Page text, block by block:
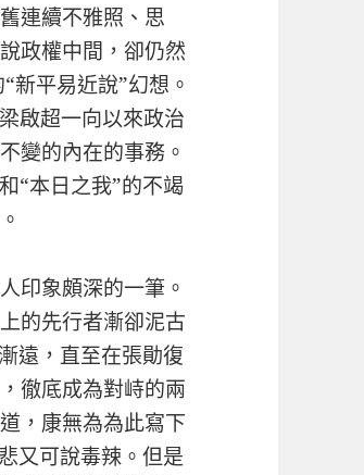
連續不雅照、思
政權中間，卻仍然
新平易近說”幻想。
啟超一向以來政治
變的內在的事務。
“本日之我”的不竭
印象頗深的一筆。
的先行者漸卻泥古
遠，直至在張勛復
徹底成為對峙的兩
，康無為為此寫下
又可說毒辣。但是